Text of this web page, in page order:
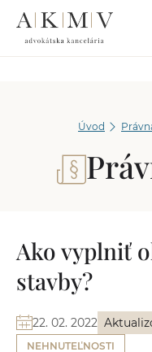
Úvod
Ako vyplniť
stavby?
22. 02. 2022
NEHNUTEĽNOSTI